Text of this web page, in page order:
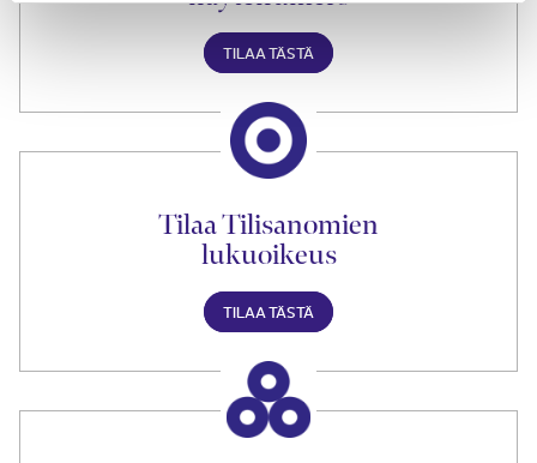
TILAA TÄSTÄ
Tilaa Tilisanomien
lukuoikeus
TILAA TÄSTÄ